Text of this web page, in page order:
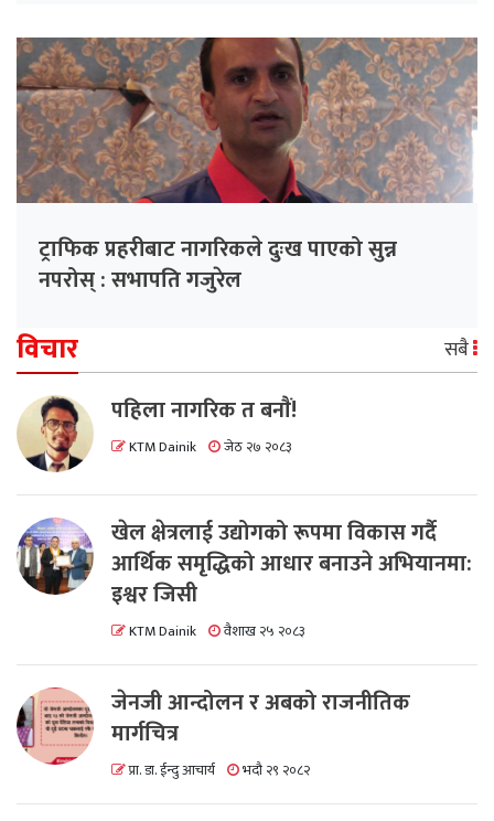
ट्राफिक प्रहरीबाट नागरिकले दुःख पाएको सुन्न
नपरोस् : सभापति गजुरेल
विचार सबै
पहिला नागरिक त बनाैं!
KTM Dainik जेठ २७ २०८३
खेल क्षेत्रलाई उद्योगको रूपमा विकास गर्दै
आर्थिक समृद्धिको आधार बनाउने अभियानमा:
इश्वर जिसी
KTM Dainik वैशाख २५ २०८३
जेनजी आन्दोलन र अबको राजनीतिक
मार्गचित्र
प्रा. डा. ईन्दु आचार्य भदौ २९ २०८२